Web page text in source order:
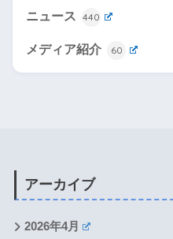
ニュース 440
メディア紹介 60
アーカイブ
2026年4月